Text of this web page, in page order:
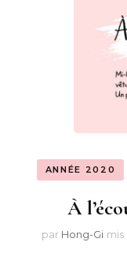
ANNÉE 2020
À
par Hong-Gi mis